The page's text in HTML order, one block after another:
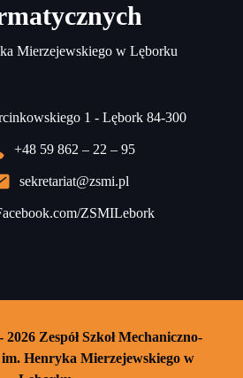
Mierzejewskiego w Lęborku
1 - Lębork 84-300
+48 59 862 – 22 – 95
sekretariat@zsmi.pl
ZSMILebork
Zespół Szkoł Mechaniczno-
Henryka Mierzejewskiego w